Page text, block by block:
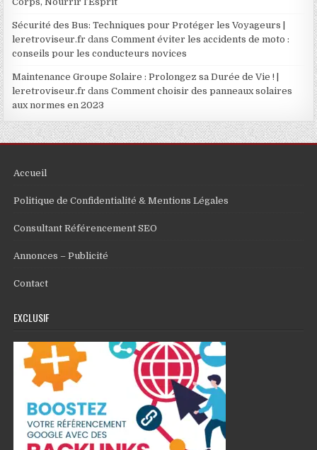
Sécurité des Bus: Techniques pour Protéger les Voyageurs |
leretroviseur.fr dansComment éviter les accidents de moto :
conseils pour les conducteurs novices
Maintenance Groupe Solaire : Prolongez sa Durée de Vie ! |
leretroviseur.fr dansComment choisir des panneaux solaires
aux normes en 2023
Accueil
Politique de Confidentialité & Mentions Légales
Consultant Référencement SEO
Annonces – Publicité
Contact
EXCLUSIF